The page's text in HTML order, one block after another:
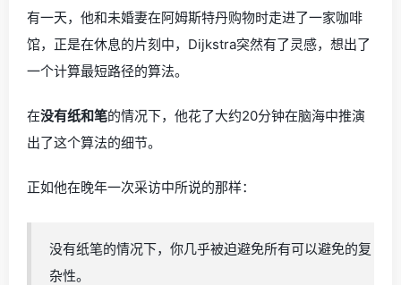
有一天，他和未婚妻在阿姆斯特丹购物时走进了一家咖啡
馆，正是在休息的片刻中，Dijkstra突然有了灵感，想出了
一个计算最短路径的算法。
在没有纸和笔的情况下，他花了大约20分钟在脑海中推演
出了这个算法的细节。
正如他在晚年一次采访中所说的那样：
没有纸笔的情况下，你几乎被迫避免所有可以避免的复
杂性。